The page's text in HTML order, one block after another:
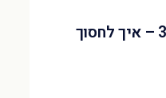
חזק בעו״ש 3/8/2026 – איך לחסוך